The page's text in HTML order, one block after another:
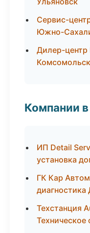
Сервис-
Южно-
Дилер-
Компании
ИП Detail
установка
ГК Кар
диагностика
Техстанция